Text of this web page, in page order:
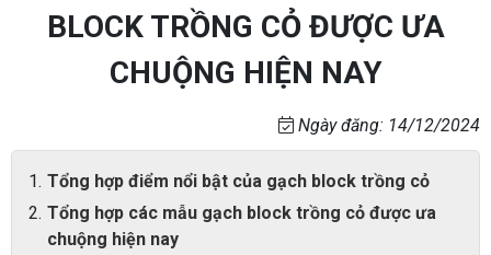
BLOCK TRỒNG CỎ ĐƯỢC ƯA
CHUỘNG HIỆN NAY
Ngày đăng: 14/12/2024
Tổng hợp điểm nổi bật của gạch block trồng cỏ
Tổng hợp các mẫu gạch block trồng cỏ được ưa
chuộng hiện nay